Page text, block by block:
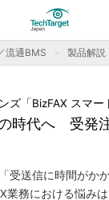
流通BMS 製品解説
時代へ 受発
ズ「BizFAX スマー
受送信に時間がか
業務における悩み